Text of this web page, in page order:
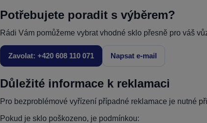
Potřebujete poradit s výběrem?
Rádi Vám pomůžeme vybrat vhodné sklo přesně pro váš
Zavolat: +420 608 110 071 Napsat e-mail
Důležité informace k reklamaci
Pro bezproblémové vyřízení případné reklamace je nutné
Pokud je sklo poškozeno, je podmínkou: